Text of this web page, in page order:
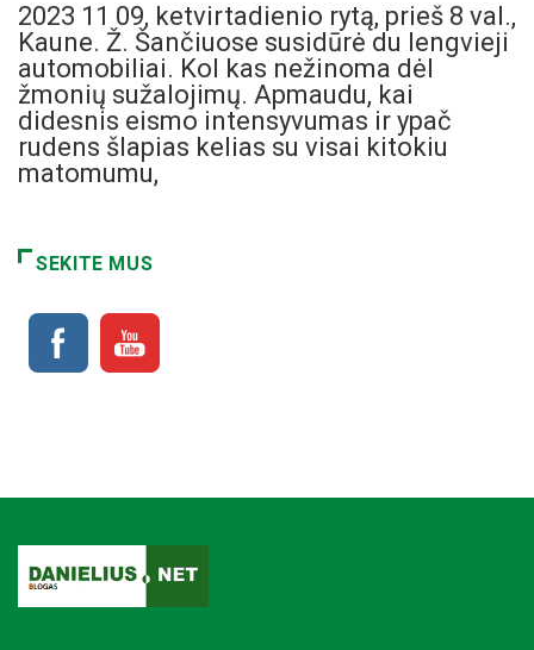
2023 11 09, ketvirtadienio rytą, prieš 8 val.,
Kaune. Ž. Šančiuose susidūrė du lengvieji
automobiliai. Kol kas nežinoma dėl
žmonių sužalojimų. Apmaudu, kai
didesnis eismo intensyvumas ir ypač
rudens šlapias kelias su visai kitokiu
matomumu,
SEKITE MUS